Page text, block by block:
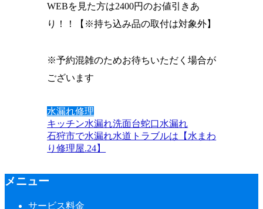
WEBを見た方は2400円のお値引きあ
り！！
【※持ち込み品の取付は対象外】
※予約混雑のためお待ちいただく場合が
ございます
水漏れ修理
キッチン水漏れ洗面台蛇口水漏れ
石狩市で水漏れ水道トラブルは【水まわ
り修理屋.24】
メニュー
サービス料金